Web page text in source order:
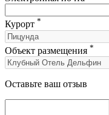
Курорт *
Объект размещения *
Оставьте ваш отзыв